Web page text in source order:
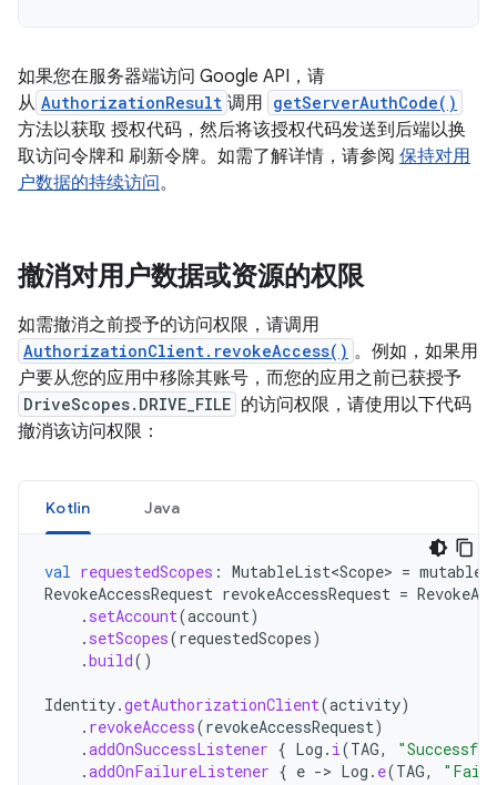
如果您在服务器端访问 Google API，请
从 AuthorizationResult 调用 getServerAuthCode()
方法以获取 授权代码，然后将该授权代码发送到后端以换
取访问令牌和 刷新令牌。如需了解详情，请参阅 保持对用
户数据的持续访问。
撤消对用户数据或资源的权限
如需撤消之前授予的访问权限，请调用
AuthorizationClient.revokeAccess() 。例如，如果用
户要从您的应用中移除其账号，而您的应用之前已获授予
DriveScopes.DRIVE_FILE 的访问权限，请使用以下代码
撤消该访问权限：
Kotlin Java
val requestedScopes : MutableList<Scope> =
RevokeAccessRequest revokeAccessRequest =
. setAccount(account)
. setScopes(requestedScopes)
.build()
Identity.getAuthorizationClient(activity)
. revokeAccess(revokeAccessRequest)
.addOnSuccessListener { Log . i(TAG,
.addOnFailureListener { e -> Log . e(TAG,